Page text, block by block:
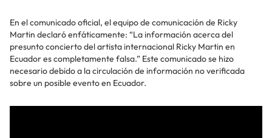
En el comunicado oficial, el equipo de comunicación de Ricky
Martin declaró enfáticamente: “La información acerca del
presunto concierto del artista internacional Ricky Martin en
Ecuador es completamente falsa.” Este comunicado se hizo
necesario debido a la circulación de información no verificada
sobre un posible evento en Ecuador.